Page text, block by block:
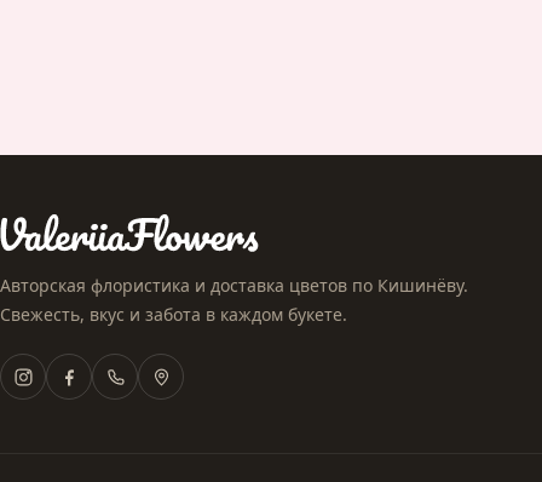
Авторская флористика и доставка цветов по Кишинёву.
Свежесть, вкус и забота в каждом букете.